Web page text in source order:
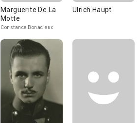
Marguerite De La
Motte
Constance Bonacieux
Ulrich Haupt